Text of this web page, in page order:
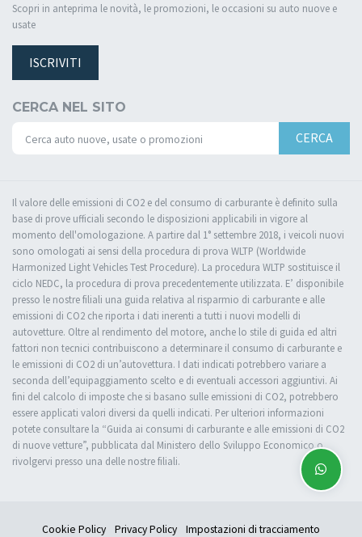
Scopri in anteprima le novità, le promozioni, le occasioni su auto nuove e
usate
ISCRIVITI
CERCA NEL SITO
CERCA
Il valore delle emissioni di CO2 e del consumo di carburante è definito sulla
base di prove ufficiali secondo le disposizioni applicabili in vigore al
momento dell'omologazione. A partire dal 1° settembre 2018, i veicoli nuovi
sono omologati ai sensi della procedura di prova WLTP (Worldwide
Harmonized Light Vehicles Test Procedure). La procedura WLTP sostituisce il
ciclo NEDC, la procedura di prova precedentemente utilizzata. E’ disponibile
presso le nostre filiali una guida relativa al risparmio di carburante e alle
emissioni di CO2 che riporta i dati inerenti a tutti i nuovi modelli di
autovetture. Oltre al rendimento del motore, anche lo stile di guida ed altri
fattori non tecnici contribuiscono a determinare il consumo di carburante e
le emissioni di CO2 di un’autovettura. I dati indicati potrebbero variare a
seconda dell’equipaggiamento scelto e di eventuali accessori aggiuntivi. Ai
fini del calcolo di imposte che si basano sulle emissioni di CO2, potrebbero
essere applicati valori diversi da quelli indicati. Per ulteriori informazioni
potete consultare la “Guida ai consumi di carburante e alle emissioni di CO2
di nuove vetture”, pubblicata dal Ministero dello Sviluppo Economico o
rivolgervi presso una delle nostre filiali.
Cookie Policy Privacy Policy Impostazioni di tracciamento